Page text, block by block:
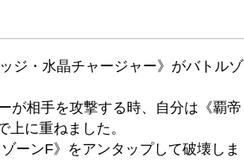
ジ・水晶チャージャー》がバトルゾ
が相手を攻撃する時、自分は《覇帝
に重ねました。
ーンF》をアンタップして破壊しま